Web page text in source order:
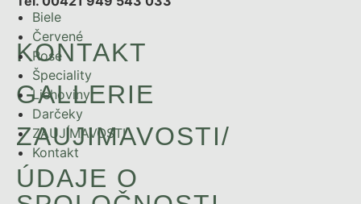
Biele
Červené
Rosé
Špeciality
Liehoviny
Darčeky
ZAUJÍMAVOSTI
Kontakt
KONTAKT
GALLERIE
ZAUJIMAVOSTI/
ÚDAJE O